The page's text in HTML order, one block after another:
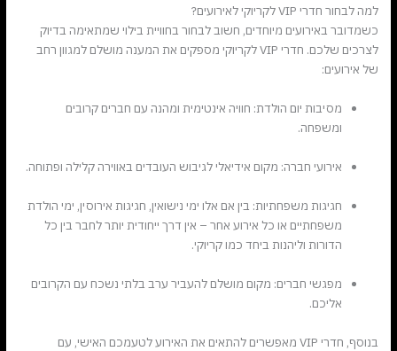
למה לבחור חדרי VIP לקריוקי לאירועים?
כשמדובר באירועים מיוחדים, חשוב לבחור בחוויית בילוי שמתאימה בדיוק
לצרכים שלכם. חדרי VIP לקריוקי מספקים את המענה מושלם למגוון רחב
של אירועים:
מסיבות יום הולדת: חוויה אינטימית ומהנה עם חברים קרובים
ומשפחה.
אירועי חברה: מקום אידיאלי לגיבוש העובדים באווירה קלילה ופתוחה.
חגיגות משפחתיות: בין אם אלו ימי נישואין, חגיגות אירוסין, ימי הולדת
משפחתיים או כל אירוע אחר – אין דרך ייחודית יותר לחבר בין כל
הדורות וליהנות ביחד כמו קריוקי.
מפגשי חברים: מקום מושלם להעביר ערב בלתי נשכח עם הקרובים
אליכם.
בנוסף, חדרי VIP מאפשרים להתאים את האירוע לטעמכם האישי, עם